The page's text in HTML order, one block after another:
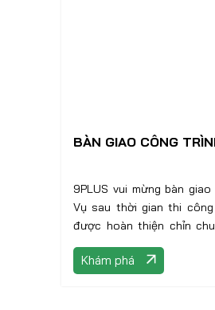
BÀN GIAO CÔNG
9PLUS vui mừng bàn
Vụ sau thời gian thi
được hoàn thiện chỉn
đảm bảo công năng và
Khám phá